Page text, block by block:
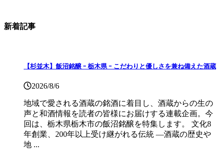
新着記事
【杉並木】飯沼銘醸 ｰ 栃木県 ｰ こだわりと優しさを兼ね備えた酒蔵
2026/8/6
地域で愛される酒蔵の銘酒に着目し、酒蔵からの生の
声と和酒情報を読者の皆様にお届けする連載企画。今
回は、栃木県栃木市の飯沼銘醸を特集します。 文化8
年創業、200年以上受け継がれる伝統 ―酒蔵の歴史や
地 ...